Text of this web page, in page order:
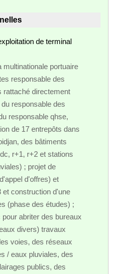
de terminal
multinationale portuaire
responsable des
rattaché directement
responsable des
responsable qhse,
de 17 entrepôts dans
des bâtiments
r+1, r+2 et stations
; projet de
d'offres) et
et construction d'une
(phase des études) ;
abriter des bureaux
divers) travaux
voies, des réseaux
/ eaux pluviales, des
publics, des